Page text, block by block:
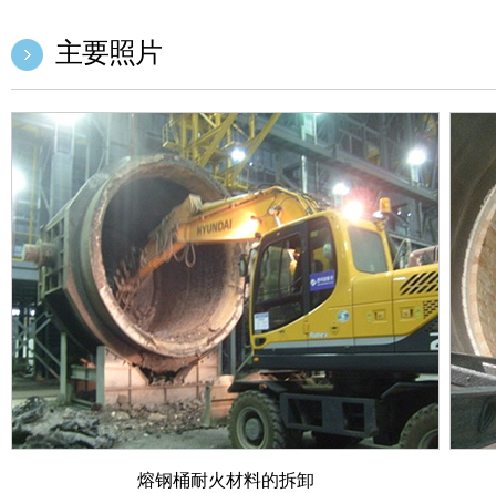
主要照片
熔钢桶耐火材料的拆卸